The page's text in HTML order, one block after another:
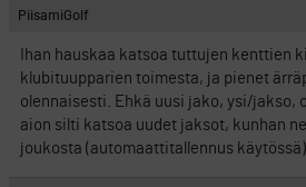
PiisamiGolf
Ihan hauskaa katsoa tuttujen kenttien
klubituupparien toimesta, ja pienet
olennaisesti. Ehkä uusi jako, ysi/jakso,
aion silti katsoa uudet jaksot, kunhan
joukosta (automaattitallennus käytössä)